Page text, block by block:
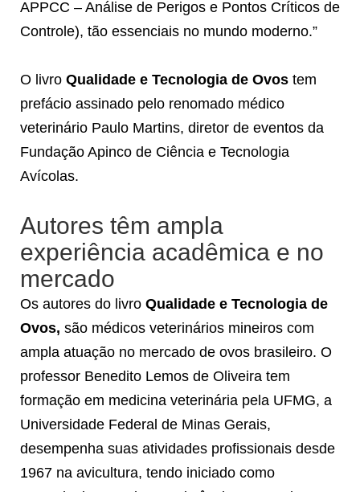
APPCC – Análise de Perigos e Pontos Críticos de
Controle), tão essenciais no mundo moderno.”
O livro Qualidade e Tecnologia de Ovos tem
prefácio assinado pelo renomado médico
veterinário Paulo Martins, diretor de eventos da
Fundação Apinco de Ciência e Tecnologia
Avícolas.
Autores têm ampla
experiência acadêmica e no
mercado
Os autores do livro Qualidade e Tecnologia de
Ovos, são médicos veterinários mineiros com
ampla atuação no mercado de ovos brasileiro. O
professor Benedito Lemos de Oliveira tem
formação em medicina veterinária pela UFMG, a
Universidade Federal de Minas Gerais,
desempenha suas atividades profissionais desde
1967 na avicultura, tendo iniciado como